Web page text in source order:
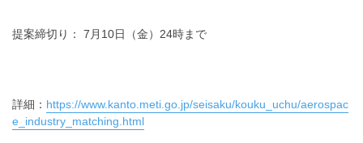
提案締切り： 7月10日（金）24時まで
詳細： https://www.kanto.meti.go.jp/seisaku/kouku_uchu/aerospac
e_industry_matching.html